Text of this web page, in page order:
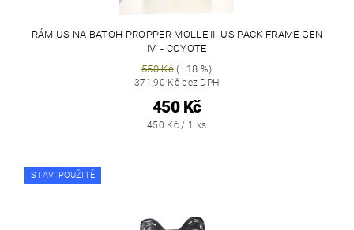
RÁM US NA BATOH PROPPER MOLLE II. US PACK FRAME GEN
IV. - COYOTE
550 Kč(–18 %)
371,90 Kč bez DPH
450 Kč
450 Kč / 1 ks
STAV: POUŽITÉ